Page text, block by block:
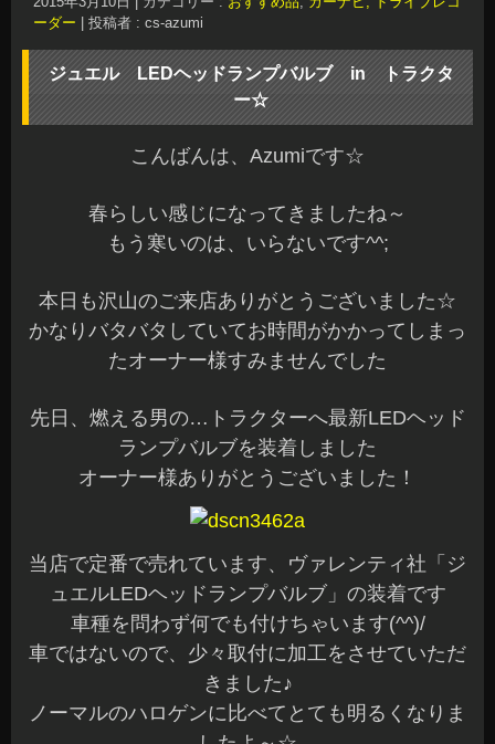
ーダー
投稿者 : cs-azumi
ジュエル LEDヘッドランプバルブ in トラクタ
ー☆
こんばんは、Azumiです☆
春らしい感じになってきましたね～
もう寒いのは、いらないです^^;
本日も沢山のご来店ありがとうございました☆
かなりバタバタしていてお時間がかかってしまっ
たオーナー様すみませんでした
先日、燃える男の…トラクターへ最新LEDヘッド
ランプバルブを装着しました
オーナー様ありがとうございました！
当店で定番で売れています、ヴァレンティ社「ジ
ュエルLEDヘッドランプバルブ」の装着です
車種を問わず何でも付けちゃいます(^^)/
車ではないので、少々取付に加工をさせていただ
きました♪
ノーマルのハロゲンに比べてとても明るくなりま